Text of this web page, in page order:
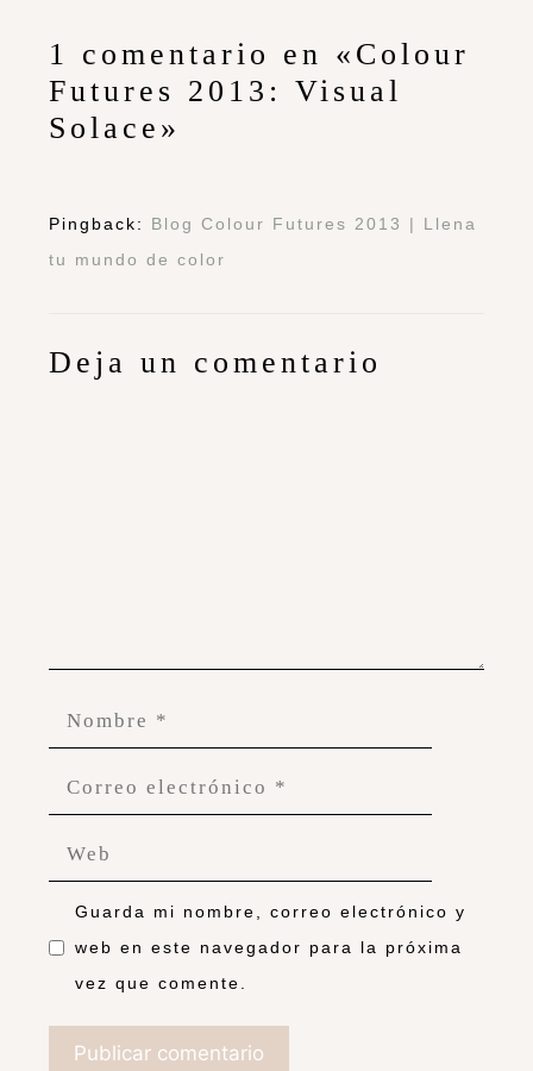
1 comentario en «Colour
Futures 2013: Visual
Solace»
Pingback: Blog Colour Futures 2013 | Llena
tu mundo de color
Deja un comentario
Guarda mi nombre, correo electrónico y
web en este navegador para la próxima
vez que comente.